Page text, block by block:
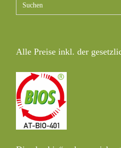
Alle Preise inkl. der